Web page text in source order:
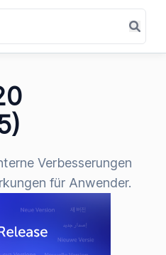
Verbesserungen
für Anwender.